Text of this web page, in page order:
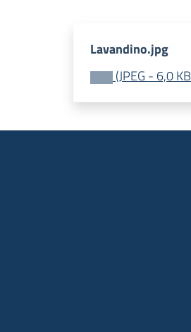
Lavandino.jpg
(JPEG - 6,0 KB